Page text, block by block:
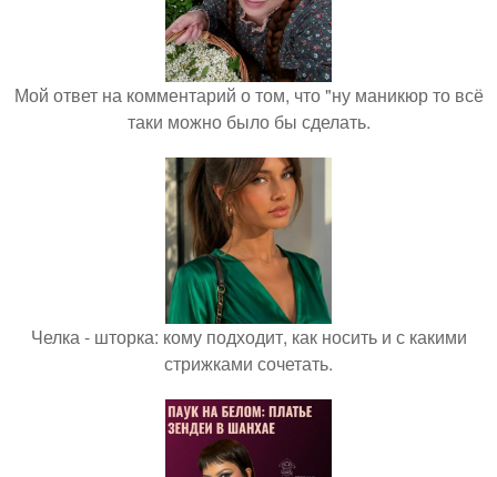
Мой ответ на комментарий о том, что "ну маникюр то всё
таки можно было бы сделать.
Челка - шторка: кому подходит, как носить и с какими
стрижками сочетать.